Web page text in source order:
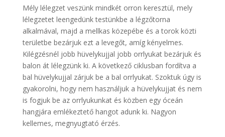
Mély lélegzet veszünk mindkét orron keresztül, mely
lélegzetet leengedünk testünkbe a légzőtorna
alkalmával, majd a mellkas közepébe és a torok közti
területbe bezárjuk ezt a levegőt, amíg kényelmes.
Kilégzésnél jobb hüvelykujjal jobb orrlyukat bezárjuk és
balon át lélegzünk ki. A következő ciklusban fordítva a
bal hüvelykujjal zárjuk be a bal orrlyukat. Szoktuk úgy is
gyakorolni, hogy nem használjuk a hüvelykujjat és nem
is fogjuk be az orrlyukunkat és közben egy óceán
hangjára emlékeztető hangot adunk ki. Nagyon
kellemes, megnyugtató érzés.